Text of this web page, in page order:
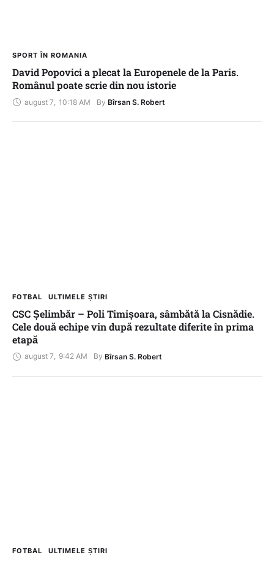
SPORT ÎN ROMANIA
David Popovici a plecat la Europenele de la Paris.
Românul poate scrie din nou istorie
august 7 10:18 AM By Bîrsan S. Robert
FOTBAL ULTIMELE ȘTIRI
CSC Șelimbăr – Poli Timișoara, sâmbătă la Cisnădie.
Cele două echipe vin după rezultate diferite în prima
etapă
august 7, 9:42 AM By Bîrsan S. Robert
FOTBAL ULTIMELE ȘTIRI